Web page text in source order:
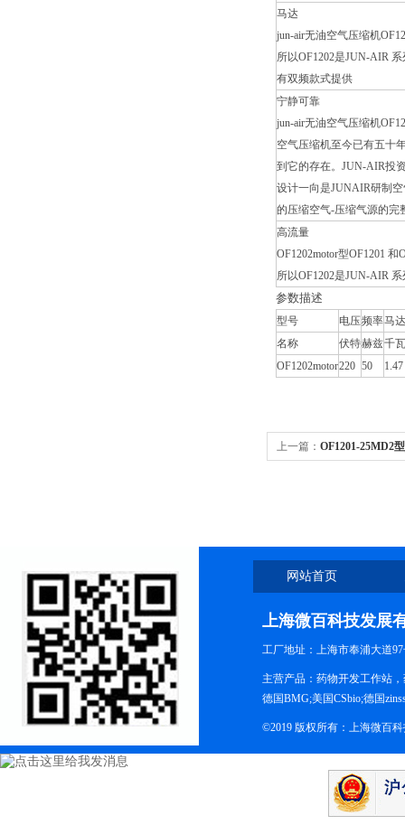
马达
jun-air无油空气压缩机
所以OF1202是JUN-AIR
有双频款式提供
宁静可靠
jun-air无油空气压缩机
空气压缩机至今已有五十
到它的存在。JUN-AIR投
设计一向是JUNAIR研制
的压缩空气-压缩气源的完
高流量
OF1202motor型OF1201
所以OF1202是JUN-AIR
参数描述
型号 电压频率马
名称
伏特赫兹千瓦
OF1202motor220 50 1.47
上一篇： OF1201-25MD2
网站首页
上海微百科技发展
工厂地址：上海市奉浦大道
主营产品：药物开发工作站
德国BMG;美国CSbio;德国
©2019 版权所有：上海微百